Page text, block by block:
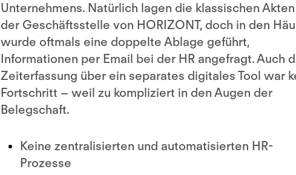
Unternehmens. Natürlich lagen die klassischen
der Geschäftsstelle von HORIZONT, doch in den
wurde oftmals eine doppelte Ablage geführt,
Informationen per Email bei der HR angefragt. Auch
Zeiterfassung über ein separates digitales Tool war
Fortschritt – weil zu kompliziert in den Augen der
Belegschaft.
Keine zentralisierten und automatisierten HR-
Prozesse